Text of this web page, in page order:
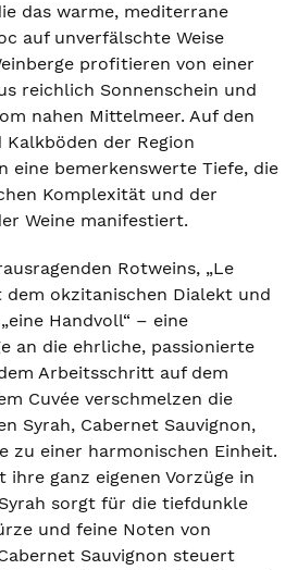
das warme, mediterrane
auf unverfälschte Weise
profitieren von einer
reichlich Sonnenschein und
nahen Mittelmeer. Auf den
der Region
eine bemerkenswerte Tiefe, die
Komplexität und der
Weine manifestiert.
Rotweins, „Le
dem okzitanischen Dialekt und
Handvoll“ – eine
an die ehrliche, passionierte
Arbeitsschritt auf dem
Cuvée verschmelzen die
Syrah, Cabernet Sauvignon,
zu einer harmonischen Einheit.
ihre ganz eigenen Vorzüge in
sorgt für die tiefdunkle
und feine Noten von
Sauvignon steuert